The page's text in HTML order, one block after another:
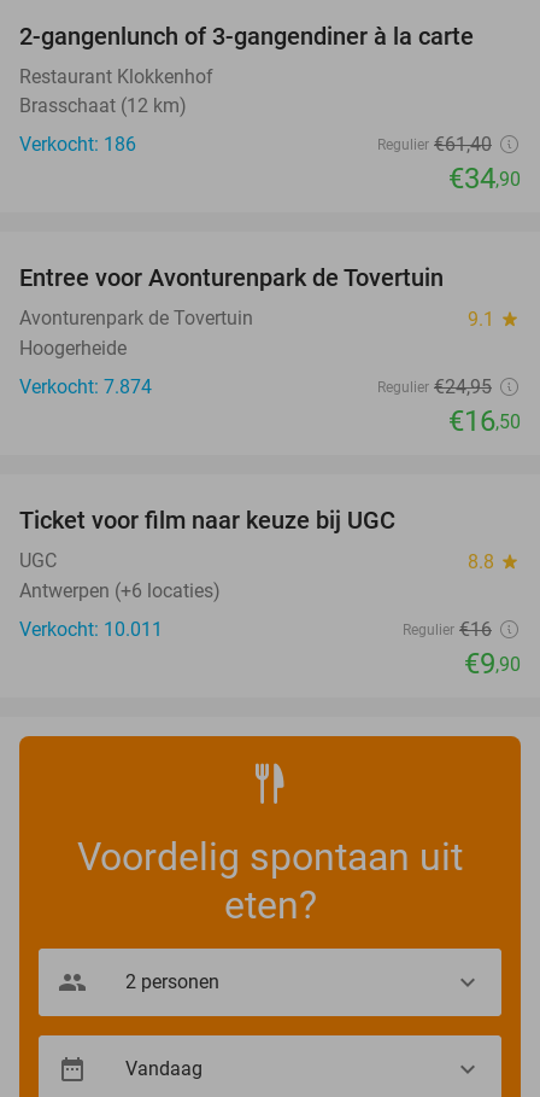
43%
2-gangenlunch of 3-gangendiner à la carte
Restaurant Klokkenhof
Brasschaat (12 km)
Verkocht: 186
Regulier €61,40
€34,90
Entree voor Avonturenpark de Tovertuin
Avonturenpark de Tovertuin 9.1 star
Hoogerheide
Verkocht: 7.874
Regulier €24,95
€16,50
Ticket voor film naar keuze bij UGC
UGC 8.8 star
Antwerpen (+6 locaties)
Verkocht: 10.011
Regulier €16
€9,90
Voordelig spontaan uit
eten?